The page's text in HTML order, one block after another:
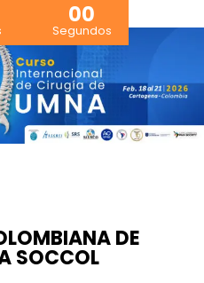
00
Segundos
DE
SOCCOL